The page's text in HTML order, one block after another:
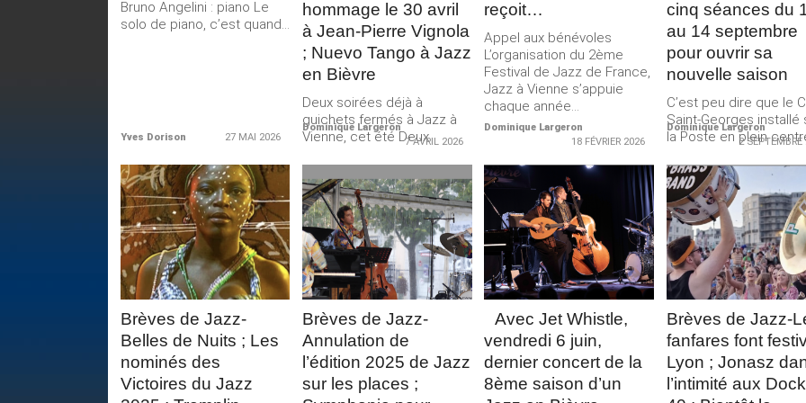
Bruno Angelini : piano Le
solo de piano, c’est quand...
Yves Dorison 27 MAI 2026
hommage le 30 avril
à Jean-Pierre Vignola
; Nuevo Tango à Jazz
en Bièvre
Deux soirées déjà à
guichets fermés à Jazz à
Vienne, cet été Deux
Dominique Largeron
7 AVRIL 2026
reçoit…
Appel aux bénévoles
L’organisation du 2ème
Festival de Jazz de France,
Jazz à Vienne s’appuie
chaque année...
Dominique Largeron
18 FÉVRIER 2026
cinq séances du
au 14 septembre
pour ouvrir sa
nouvelle saison
C’est peu dire que le
Saint-Georges installé
la Poste en plein
Dominique Largeron
2 SEPTEMBRE
LIRE LA
SUITE
Brèves de Jazz-
Belles de Nuits ; Les
nominés des
Victoires du Jazz
LIRE LA
SUITE
Brèves de Jazz-
Annulation de
l’édition 2025 de Jazz
sur les places ;
LIRE LA
SUITE
Avec Jet Whistle,
vendredi 6 juin,
dernier concert de la
8ème saison d’un
LIRE LA
SUITE
Brèves de Jazz-
fanfares font
Lyon ; Jonasz
l’intimité aux